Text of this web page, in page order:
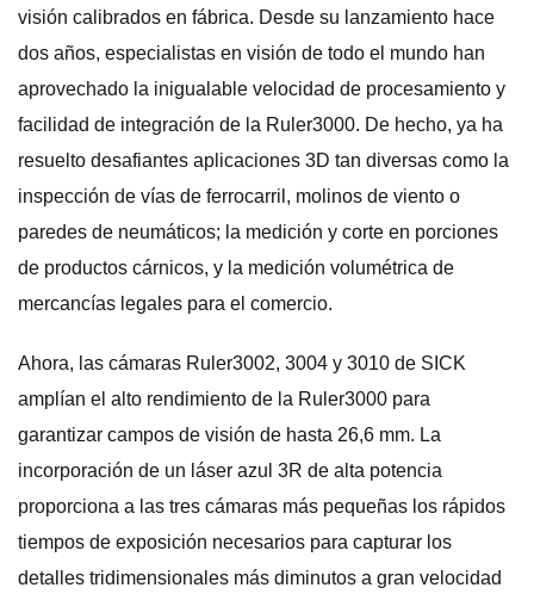
visión calibrados en fábrica. Desde su lanzamiento hace
dos años, especialistas en visión de todo el mundo han
aprovechado la inigualable velocidad de procesamiento y
facilidad de integración de la Ruler3000. De hecho, ya ha
resuelto desafiantes aplicaciones 3D tan diversas como la
inspección de vías de ferrocarril, molinos de viento o
paredes de neumáticos; la medición y corte en porciones
de productos cárnicos, y la medición volumétrica de
mercancías legales para el comercio.
Ahora, las cámaras Ruler3002, 3004 y 3010 de SICK
amplían el alto rendimiento de la Ruler3000 para
garantizar campos de visión de hasta 26,6 mm. La
incorporación de un láser azul 3R de alta potencia
proporciona a las tres cámaras más pequeñas los rápidos
tiempos de exposición necesarios para capturar los
detalles tridimensionales más diminutos a gran velocidad